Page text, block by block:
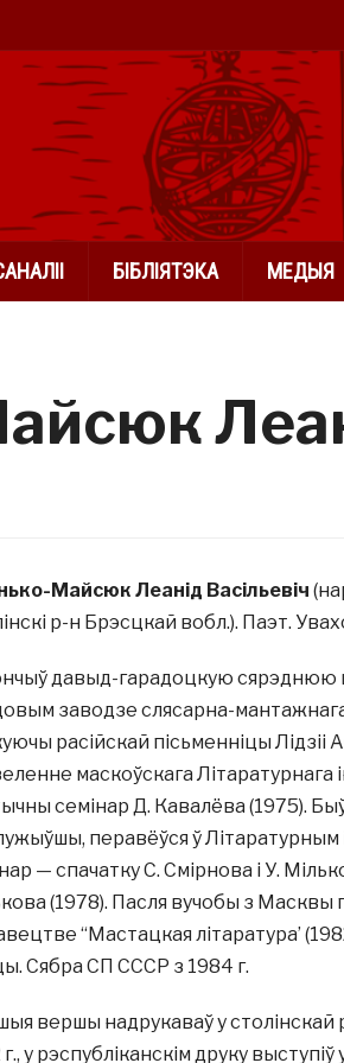
БІБЛІЯТЭКА МЕДЫЯ
Майсюк Леанід Васільевіч
р-н Брэсцкай вобл.). Паэт.
давыд-гарадоцкую сярэднюю
заводзе слясарна-
расійскай пісьменніцы Лідзіі
маскоўскага Літаратурнага
семінар Д. Кавалёва (1975).
перавёўся ў Літаратурным
— спачатку С. Смірнова і У.
(1978). Паcля вучобы з Масквы
“Мастацкая літаратура’
Сябра СП СССР з 1984 г.
вершы надрукаваў у столінскай
у рэспубліканскім друку